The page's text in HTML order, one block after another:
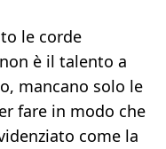
le corde
è il talento a
mancano solo le
fare in modo che
come la